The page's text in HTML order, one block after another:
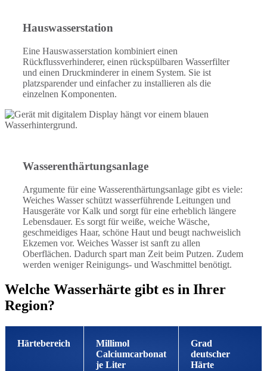
Hauswasserstation
Eine Hauswasserstation kombiniert einen
Rückflussverhinderer, einen rückspülbaren Wasserfilter
und einen Druckminderer in einem System. Sie ist
platzsparender und einfacher zu installieren als die
einzelnen Komponenten.
Wasserenthärtungsanlage
Argumente für eine Wasserenthärtungsanlage gibt es viele:
Weiches Wasser schützt wasserführende Leitungen und
Hausgeräte vor Kalk und sorgt für eine erheblich längere
Lebensdauer. Es sorgt für weiße, weiche Wäsche,
geschmeidiges Haar, schöne Haut und beugt nachweislich
Ekzemen vor. Weiches Wasser ist sanft zu allen
Oberflächen. Dadurch spart man Zeit beim Putzen. Zudem
werden weniger Reinigungs- und Waschmittel benötigt.
Welche Wasserhärte gibt es in Ihrer
Region?
Härtebereich
Millimol
Calciumcarbonat
je Liter
Grad
deutscher
Härte